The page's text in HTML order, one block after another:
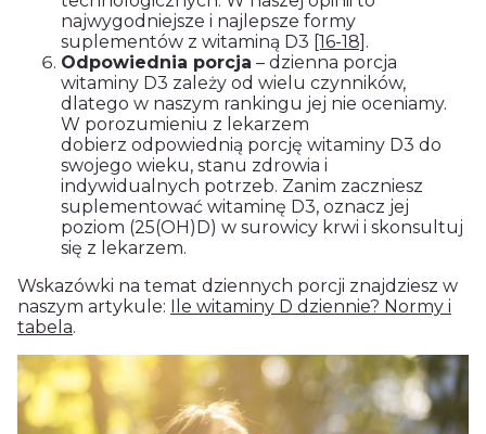
najwygodniejsze i najlepsze formy
suplementów z witaminą D3 [16-18] .
Odpowiednia porcja – dzienna porcja
witaminy D3 zależy od wielu czynników,
dlatego w naszym rankingu jej nie oceniamy.
W porozumieniu z lekarzem
dobierz odpowiednią porcję witaminy D3 do
swojego wieku, stanu zdrowia i
indywidualnych potrzeb. Zanim zaczniesz
suplementować witaminę D3, oznacz jej
poziom (25(OH)D) w surowicy krwi i skonsultuj
się z lekarzem.
Wskazówki na temat dziennych porcji znajdziesz w
naszym artykule: Ile witaminy D dziennie? Normy i
tabela.